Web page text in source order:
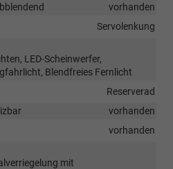
vorhanden
Servolenkung
LED-Scheinwerfer,
Blendfreies Fernlicht
Reserverad
vorhanden
vorhanden
mit